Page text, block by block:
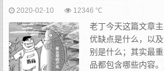
2020-02-10 12346 ℃
老丁今天这篇文章
优缺点是什么，以
别是什么；其实最
品都包含哪些内容